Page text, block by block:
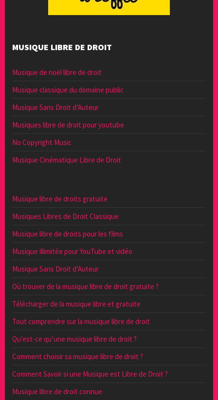
MUSIQUE LIBRE DE DROIT
Musique de noël libre de droit
Musique classique du domaine public
Musique Sans Droit d’Auteur
Musiques libre de droit pour youtube
No Copyright Music
Musique Cinématique Libre de Droit
Musique libre de droits gratuite
Musiques Libres de Droit Classique
Musique libre de droits pour les films
Musique illimitée pour YouTube et vidéo
Musique Sans Droit d’Auteur
Où trouver de la musique libre de droit gratuite ?
Télécharger de la musique libre et gratuite
Tout comprendre sur la musique libre de droit
Qu’est-ce qu’une musique libre de droit ?
Comment choisir sa musique libre de droit ?
Comment Savoir si une Musique est Libre de Droit ?
Musique libre de droit connue